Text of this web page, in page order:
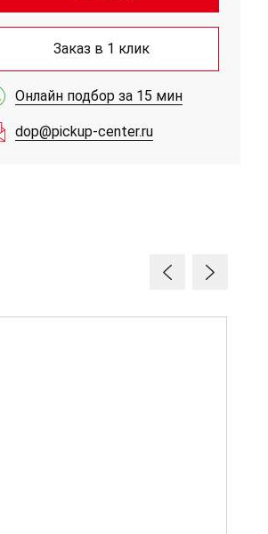
Заказ в 1 клик
Онлайн подбор за 15 мин
dop@pickup-center.ru